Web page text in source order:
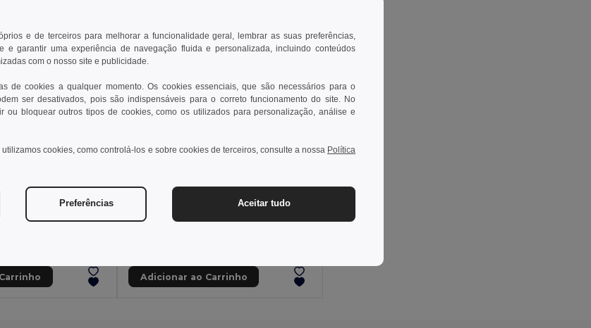
YUMA Óculos de sol desportivos
7,44 €
Adicionar ao Carrinho
e de terceiros para melhorar a funcionalidade geral, lembrar as suas preferências,
e garantir uma experiência de navegação fluida e personalizada, incluindo conteúdos
com o nosso site e publicidade.
de cookies a qualquer momento. Os cookies essenciais, que são necessários para o
ser desativados, pois são indispensáveis para o correto funcionamento do site. No
ou bloquear outros tipos de cookies, como os utilizados para personalização, análise e
cookies, como controlá-los e sobre cookies de terceiros, consulte a nossa Política
Preferências Aceitar tudo